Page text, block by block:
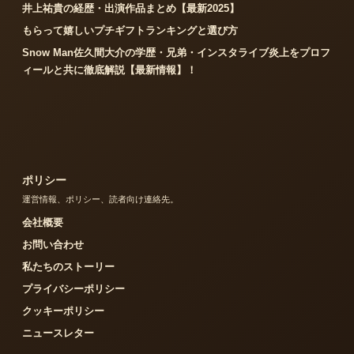
井上祐貴の経歴・出演作品まとめ【最新2025】
もらって嬉しいプチギフトランキングと選び方
Snow Man佐久間大介の学歴・兄弟・インスタライブ炎上をプロフ
ィールと共に徹底解説【最新情報】！
ポリシー
運営情報、ポリシー、読者向け連絡先。
会社概要
お問い合わせ
私たちのストーリー
プライバシーポリシー
クッキーポリシー
ニュースレター